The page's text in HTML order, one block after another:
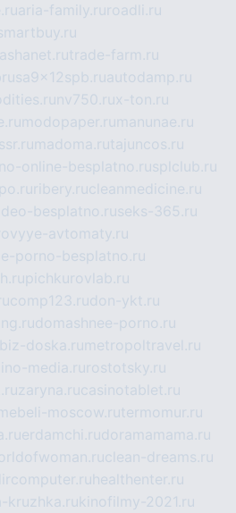
aria-family.ru roadli.ru
ashanet.rutrade-farm.ru
autodamp.ru
nv750.rux-ton.ru
modopaper.ru manunae.ru
madoma.rutajuncos.ru
online-besplatno.rusplclub.ru
ribery.rucleanmedicine.ru
besplatno.ruseks-365.ru
avtomaty.ru
porno-besplatno.ru
pichkurovlab.ru
comp123.rudon-ykt.ru
domashnee-porno.ru
biz-doska.ru metropoltravel.ru
media.ru rostotsky.ru
zaryna.rucasinotablet.ru
moscow.rutermomur.ru
erdamchi.rudoramamama.ru
clean-dreams.ru
healthenter.ru
kruzhka.rukinofilmy-2021.ru